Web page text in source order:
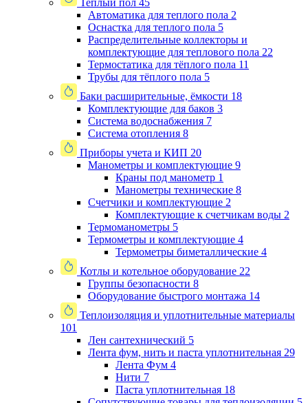
Теплый пол 45
Автоматика для теплого пола 2
Оснастка для теплого пола 5
Распределительные коллекторы и
комплектующие для теплового пола 22
Термостатика для тёплого пола 11
Трубы для тёплого пола 5
Баки расширительные, ёмкости 18
Комплектующие для баков 3
Система водоснабжения 7
Система отопления 8
Приборы учета и КИП 20
Манометры и комплектующие 9
Краны под манометр 1
Манометры технические 8
Счетчики и комплектующие 2
Комплектующие к счетчикам воды 2
Термоманометры 5
Термометры и комплектующие 4
Термометры биметаллические 4
Котлы и котельное оборудование 22
Группы безопасности 8
Оборудование быстрого монтажа 14
Теплоизоляция и уплотнительные материалы
101
Лен сантехнический 5
Лента фум, нить и паста уплотнительная 29
Лента Фум 4
Нити 7
Паста уплотнительная 18